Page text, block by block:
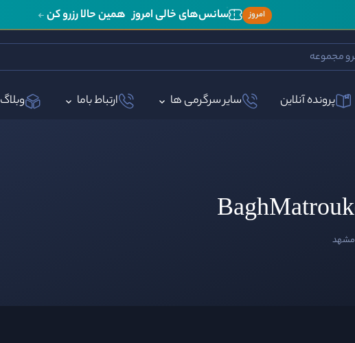
امروز سانس‌های خالی امروز همین حالا رزرو کن
پرونده آنلاین سایر سرگرمی ها ارتباط باما وبلاگ
مشهد